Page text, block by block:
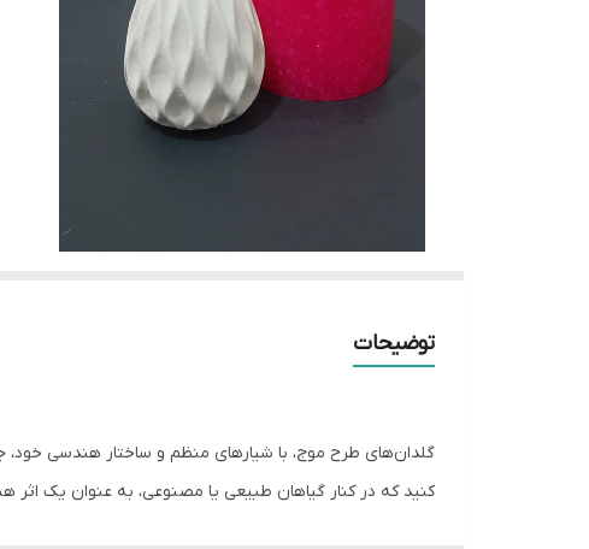
توضیحات
گلدان‌های طرح موج، با شیارهای منظم و ساختار هندسی
کنید که در کنار گیاهان طبیعی یا مصنوعی، به عنوان یک اثر